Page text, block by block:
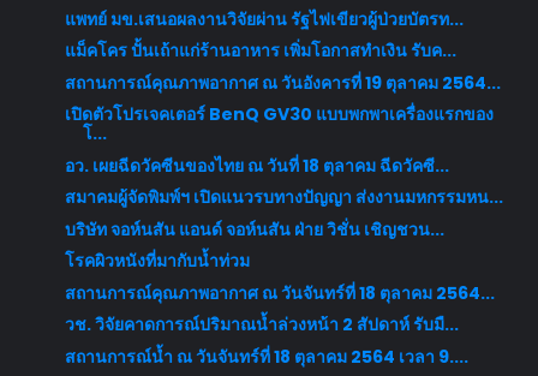
แพทย์ มข.เสนอผลงานวิจัยผ่าน รัฐไฟเขียวผู้ป่วยบัตรท...
แม็คโคร ปั้นเถ้าแก่ร้านอาหาร เพิ่มโอกาสทำเงิน รับค...
สถานการณ์คุณภาพอากาศ ณ วันอังคารที่ 19 ตุลาคม 2564...
เปิดตัวโปรเจคเตอร์ BenQ GV30 แบบพกพาเครื่องแรกของ
โ...
อว. เผยฉีดวัคซีนของไทย ณ วันที่ 18 ตุลาคม ฉีดวัคซี...
สมาคมผู้จัดพิมพ์ฯ เปิดแนวรบทางปัญญา ส่งงานมหกรรมหน...
บริษัท จอห์นสัน แอนด์ จอห์นสัน ฝ่าย วิชั่น เชิญชวน...
โรคผิวหนังที่มากับน้ำท่วม
สถานการณ์คุณภาพอากาศ ณ วันจันทร์ที่ 18 ตุลาคม 2564...
วช. วิจัยคาดการณ์ปริมาณน้ำล่วงหน้า 2 สัปดาห์ รับมื...
สถานการณ์น้ำ ณ วันจันทร์ที่ 18 ตุลาคม 2564 เวลา 9....